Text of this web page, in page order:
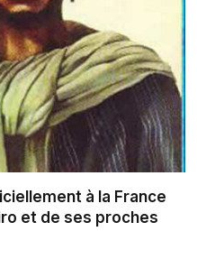
à la France
et de ses proches